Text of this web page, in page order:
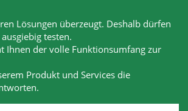
Lösungen überzeugt. Deshalb dürfen
testen.
Ihnen der volle Funktionsumfang zur
Produkt und Services die